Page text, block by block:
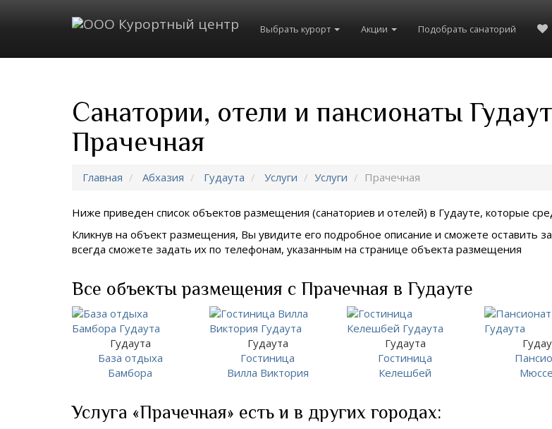
Выбрать курорт Акции Подобрать санаторий
Санатории, отели и пансионаты
Прачечная
Главная Абхазия Гудаута Услуги Услуги Прачечная
Ниже приведен список объектов размещения (санаториев и отелей) в Гудауте, которые
Кликнув на объект размещения, Вы увидите его подробное описание и сможете оставить
всегда сможете задать их по телефонам, указанным на странице объекта размещения
Все объекты размещения с Прачечная в Гудауте
Гудаута
База отдыха
Бамбора
Гудаута
Гостиница
Вилла Виктория
Гудаута
Гостиница
Келешбей
Услуга «Прачечная» есть и в других городах: